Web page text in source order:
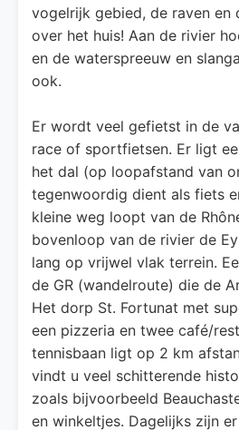
vogelrijk gebied, de raven en
over het huis! Aan de rivier
en de waterspreeuw en
ook.
Er wordt veel gefietst in de
race of sportfietsen. Er ligt
het dal (op loopafstand van
tegenwoordig dient als fiets
kleine weg loopt van de
bovenloop van de rivier de
lang op vrijwel vlak terrein.
de GR (wandelroute) die de
Het dorp St. Fortunat met
een pizzeria en twee café/
tennisbaan ligt op 2 km
vindt u veel schitterende
zoals bijvoorbeeld
en winkeltjes. Dagelijks zijn